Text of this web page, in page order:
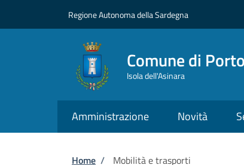
Regione Autonoma della Sardegna
Comune di
Isola dell'Asinara
Amministrazione Novità
Home / Mobilità e trasporti